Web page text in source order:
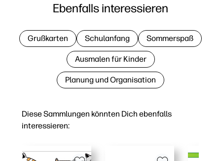
Diese Sammlungen könnten Dich ebenfalls
interessieren:
Ebenfalls interessieren
Grußkarten Schulanfang Sommerspaß
Ausmalen für Kinder
Planung und Organisation